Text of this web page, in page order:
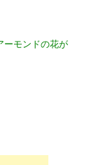
ーモンドの花が